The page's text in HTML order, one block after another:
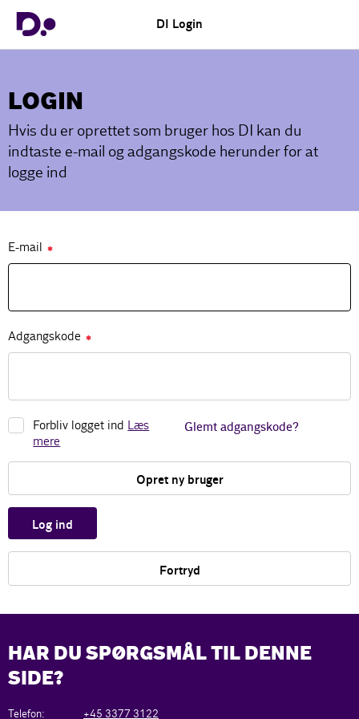
DI Login
LOGIN
Hvis du er oprettet som bruger hos DI kan du
indtaste e-mail og adgangskode herunder for at
logge ind
E-mail ✱
Adgangskode ✱
Forbliv logget ind Læs
mere
Glemt adgangskode?
Opret ny bruger
Log ind
Fortryd
HAR DU SPØRGSMÅL TIL DENNE
SIDE?
Telefon: +45 3377 3122